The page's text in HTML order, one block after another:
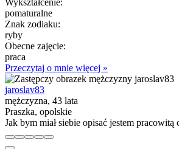
pomaturalne
Znak zodiaku:
ryby
Obecne zajęcie:
praca
Przeczytaj o mnie więcej »
jaroslav83
mężczyzna, 43 lata
Praszka, opolskie
Jak bym miał siebie opisać jestem pracowitą